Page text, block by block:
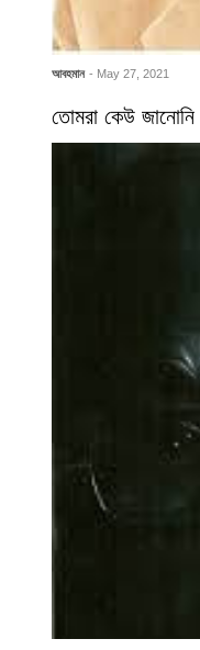
আবহমান - May 27, 2021
তোমরা কেউ